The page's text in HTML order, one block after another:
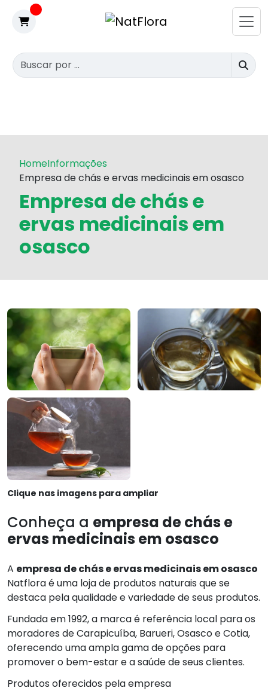
HomeInformações
Empresa de chás e ervas medicinais em osasco
Empresa de chás e
ervas medicinais em
osasco
Clique nas imagens para ampliar
Conheça a empresa de chás e
ervas medicinais em osasco
A empresa de chás e ervas medicinais em osasco
Natflora é uma loja de produtos naturais que se
destaca pela qualidade e variedade de seus produtos.
Fundada em 1992, a marca é referência local para os
moradores de Carapicuíba, Barueri, Osasco e Cotia,
oferecendo uma ampla gama de opções para
promover o bem-estar e a saúde de seus clientes.
Produtos oferecidos pela empresa